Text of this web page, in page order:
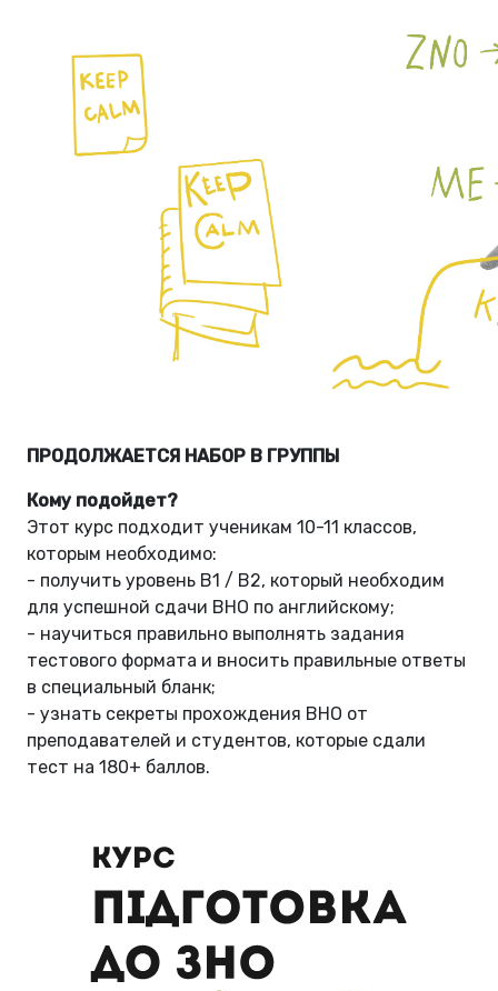
ПРОДОЛЖАЕТСЯ НАБОР В ГРУППЫ
Кому подойдет?
Этот курс подходит ученикам 10-11 классов,
которым необходимо:
- получить уровень B1 / B2, который необходим
для успешной сдачи ВНО по английскому;
- научиться правильно выполнять задания
тестового формата и вносить правильные ответы
в специальный бланк;
- узнать секреты прохождения ВНО от
преподавателей и студентов, которые сдали
тест на 180+ баллов.